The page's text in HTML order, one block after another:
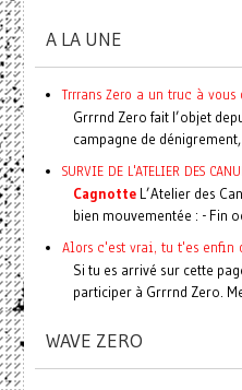
A LA UNE
Trrrans Zero a un truc à vous
Grrrnd Zero fait l’objet
campagne de dénigrement,
SURVIE DE L'ATELIER DES
CagnotteL’Atelier des
bien mouvementée : - Fin
Alors c'est vrai, tu t'es enfin
Si tu es arrivé sur cette
participer à Grrrnd Zero.
WAVE ZERO